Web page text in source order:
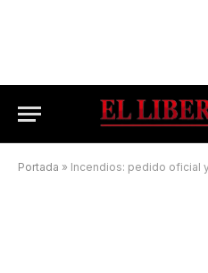
Portada » Incendios: pedido oficial y